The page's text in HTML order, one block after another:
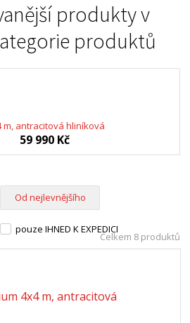
produkty v
produktů
m, antracitová hliníková
59 990 Kč
Od nejlevnějšího
pouze IHNED K EXPEDICI
Celkem 8 produktů
4x4 m, antracitová